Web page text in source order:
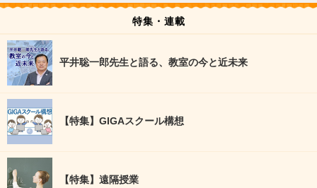
特集・連載
平井聡一郎先生と語る、教室の今と近未来
【特集】GIGAスクール構想
【特集】遠隔授業